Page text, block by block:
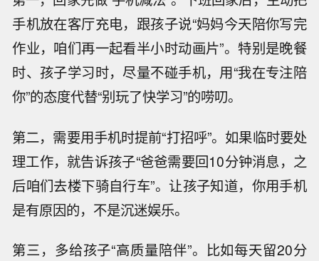
手机放在客厅充电，跟孩子说“妈妈今天陪你写完
作业，咱们再一起看半小时动画片”。特别是晚餐
时、孩子学习时，尽量不碰手机，用“我在专注陪
你”的态度代替“别玩了快学习”的唠叨。
第二，需要用手机时提前“打招呼”。如果临时要处
理工作，就告诉孩子“爸爸需要回10分钟消息，之
后咱们去楼下骑自行车”。让孩子知道，你用手机
是有原因的，不是沉迷娱乐。
第三，多给孩子“高质量陪伴”。比如每天留20分